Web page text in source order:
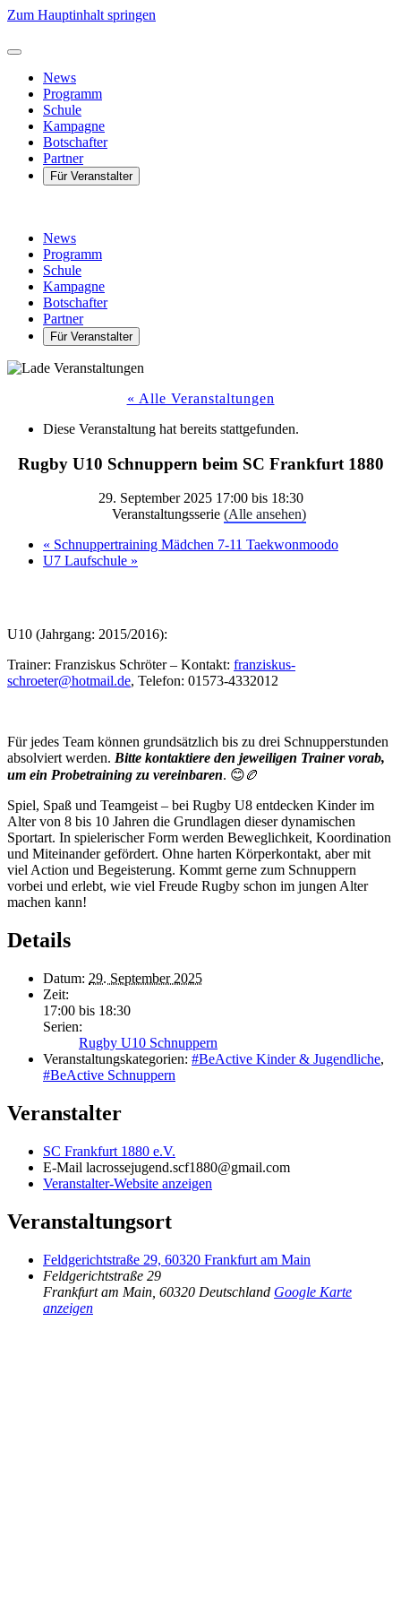
Zum Hauptinhalt springen
News
Programm
Schule
Kampagne
Botschafter
Partner
Für Veranstalter
News
Programm
Schule
Kampagne
Botschafter
Partner
Für Veranstalter
« Alle Veranstaltungen
Diese Veranstaltung hat bereits stattgefunden.
Rugby U10 Schnuppern beim SC Frankfurt 1880
29. September 2025 17:00bis 18:30
Veranstaltungsserie (Alle ansehen)
« Schnuppertraining Mädchen 7-11 Taekwonmoodo
U7 Laufschule »
U10 (Jahrgang: 2015/2016):
Trainer: Franziskus Schröter – Kontakt: franziskus-
schroeter@hotmail.de, Telefon: 01573-4332012
Für jedes Team können grundsätzlich bis zu drei Schnupperstunden
absolviert werden. Bitte kontaktiere den jeweiligen Trainer vorab,
um ein Probetraining zu vereinbaren. 😊🏉
Spiel, Spaß und Teamgeist – bei Rugby U8 entdecken Kinder im
Alter von 8 bis 10 Jahren die Grundlagen dieser dynamischen
Sportart. In spielerischer Form werden Beweglichkeit, Koordination
und Miteinander gefördert. Ohne harten Körperkontakt, aber mit
viel Action und Begeisterung. Kommt gerne zum Schnuppern
vorbei und erlebt, wie viel Freude Rugby schon im jungen Alter
machen kann!
Details
Datum: 29. September 2025
Zeit:
17:00 bis 18:30
Serien:
Rugby U10 Schnuppern
Veranstaltungskategorien: #BeActive Kinder & Jugendliche,
#BeActive Schnuppern
Veranstalter
SC Frankfurt 1880 e.V.
E-Mail lacrossejugend.scf1880@gmail.com
Veranstalter-Website anzeigen
Veranstaltungsort
Feldgerichtstraße 29, 60320 Frankfurt am Main
Feldgerichtstraße 29
Frankfurt am Main 60320 Deutschland Google Karte
anzeigen